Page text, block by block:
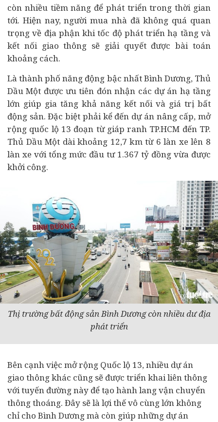
còn nhiều tiềm năng để phát triển trong thời gian
tới. Hiện nay, người mua nhà đã không quá quan
trọng về địa phận khi tốc độ phát triển hạ tầng và
kết nối giao thông sẽ giải quyết được bài toán
khoảng cách.
Là thành phố năng động bậc nhất Bình Dương, Thủ
Dầu Một được ưu tiên đón nhận các dự án hạ tầng
lớn giúp gia tăng khả năng kết nối và giá trị bất
động sản. Đặc biệt phải kể đến dự án nâng cấp, mở
rộng quốc lộ 13 đoạn từ giáp ranh TP.HCM đến TP.
Thủ Dầu Một dài khoảng 12,7 km từ 6 làn xe lên 8
làn xe với tổng mức đầu tư 1.367 tỷ đồng vừa được
khởi công.
Thị trường bất động sản Bình Dương còn nhiều dư địa
phát triển
Bên cạnh việc mở rộng Quốc lộ 13, nhiều dự án
giao thông khác cũng sẽ được triển khai liên thông
với tuyến đường này để tạo hành lang vận chuyển
thông thoáng. Đây sẽ là lợi thế vô cùng lớn không
chỉ cho Bình Dương mà còn giúp những dự án